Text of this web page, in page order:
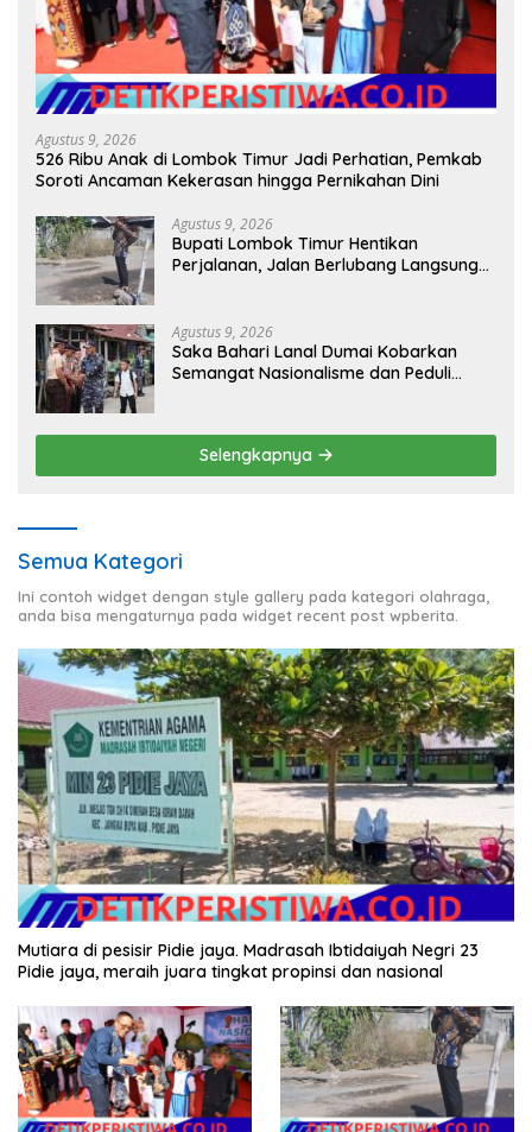
Agustus 9, 2026
526 Ribu Anak di Lombok Timur Jadi Perhatian, Pemkab
Soroti Ancaman Kekerasan hingga Pernikahan Dini
Agustus 9, 2026
Bupati Lombok Timur Hentikan
Perjalanan, Jalan Berlubang Langsung
Agustus 9, 2026
Saka Bahari Lanal Dumai Kobarkan
Semangat Nasionalisme dan Peduli
Selengkapnya
Semua Kategori
Ini contoh widget dengan style gallery pada kategori olahraga,
anda bisa mengaturnya pada widget recent post wpberita.
Mutiara di pesisir Pidie jaya. Madrasah Ibtidaiyah Negri 23
Pidie jaya, meraih juara tingkat propinsi dan nasional